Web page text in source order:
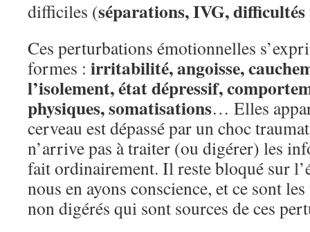
difficiles (séparations, IVG, difficultés
Ces perturbations émotionnelles
formes : irritabilité, angoisse,
l’isolement, état dépressif,
physiques, somatisations… Elles
cerveau est dépassé par un choc
n’arrive pas à traiter (ou digérer) les
fait ordinairement. Il reste bloqué sur
nous en ayons conscience, et ce sont
non digérés qui sont sources de ces